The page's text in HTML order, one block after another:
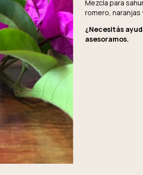
Mezcla para
romero,
¿Necesitás
asesoramos.